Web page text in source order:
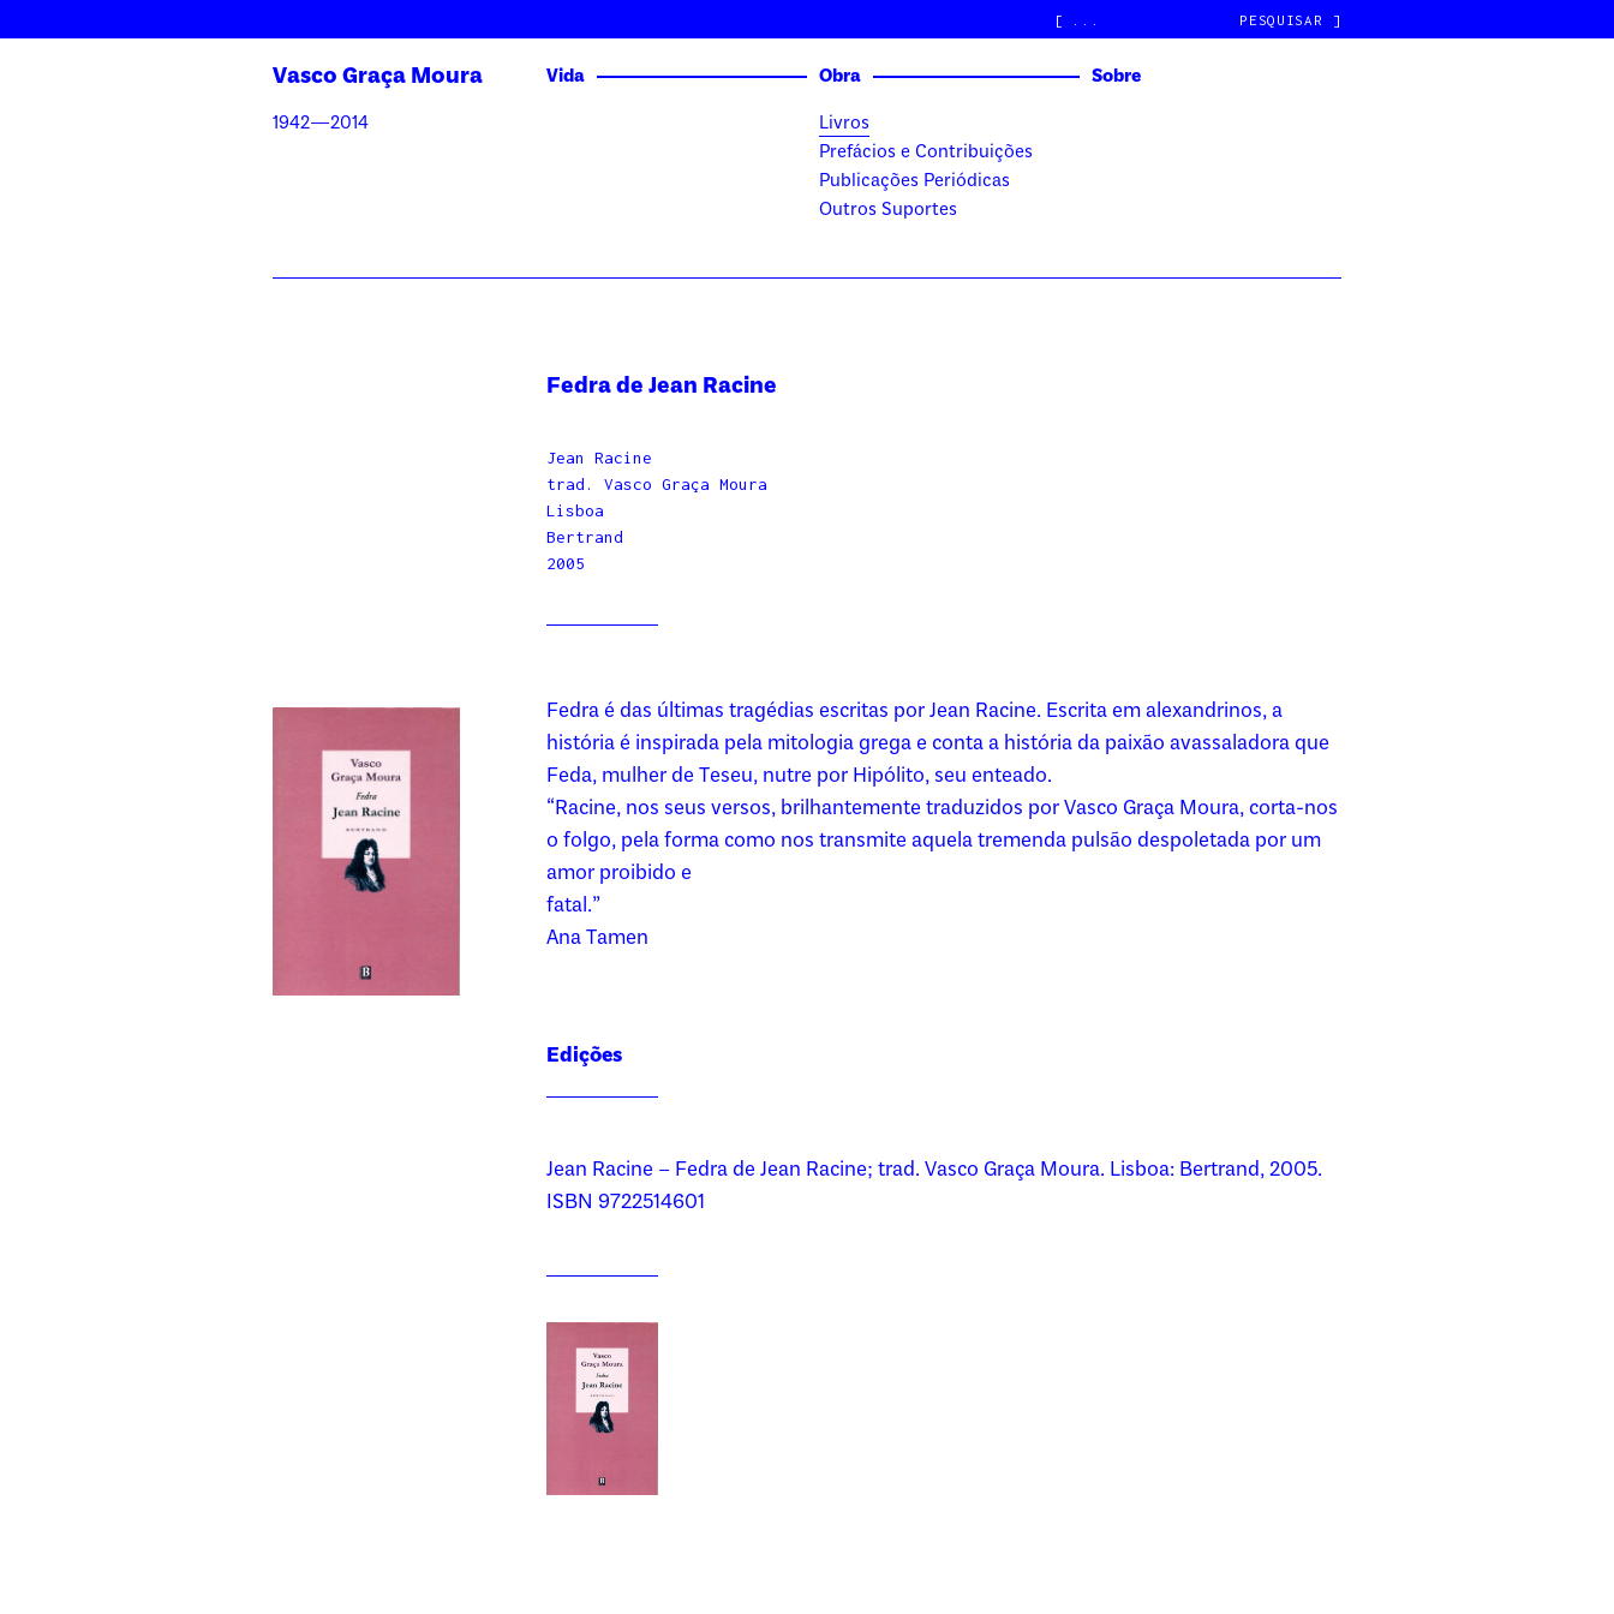
[ ]
Vasco Graça Moura
1942—2014
Vida
Obra
Livros
Prefácios e Contribuições
Publicações Periódicas
Outros Suportes
Sobre
Fedra de Jean Racine
Jean Racine
trad. Vasco Graça Moura
Lisboa
Bertrand
2005
Fedra é das últimas tragédias escritas por Jean Racine. Escrita em alexandrinos, a
história é inspirada pela mitologia grega e conta a história da paixão avassaladora que
Feda, mulher de Teseu, nutre por Hipólito, seu enteado.
“Racine, nos seus versos, brilhantemente traduzidos por Vasco Graça Moura, corta-nos
o folgo, pela forma como nos transmite aquela tremenda pulsão despoletada por um
amor proibido e
fatal.”
Ana Tamen
Edições
Jean Racine – Fedra de Jean Racine; trad. Vasco Graça Moura. Lisboa: Bertrand, 2005.
ISBN 9722514601